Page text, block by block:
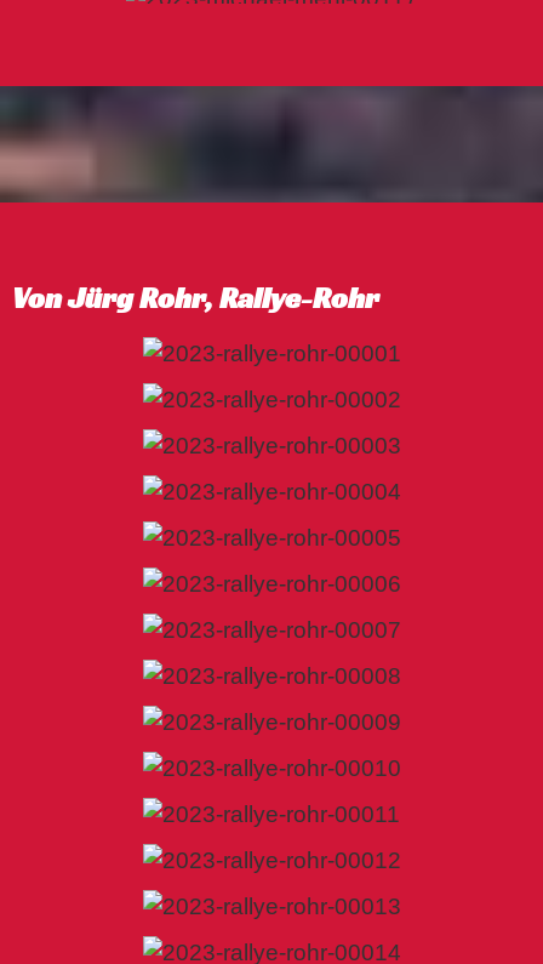
Von Jürg Rohr, Rallye-Rohr